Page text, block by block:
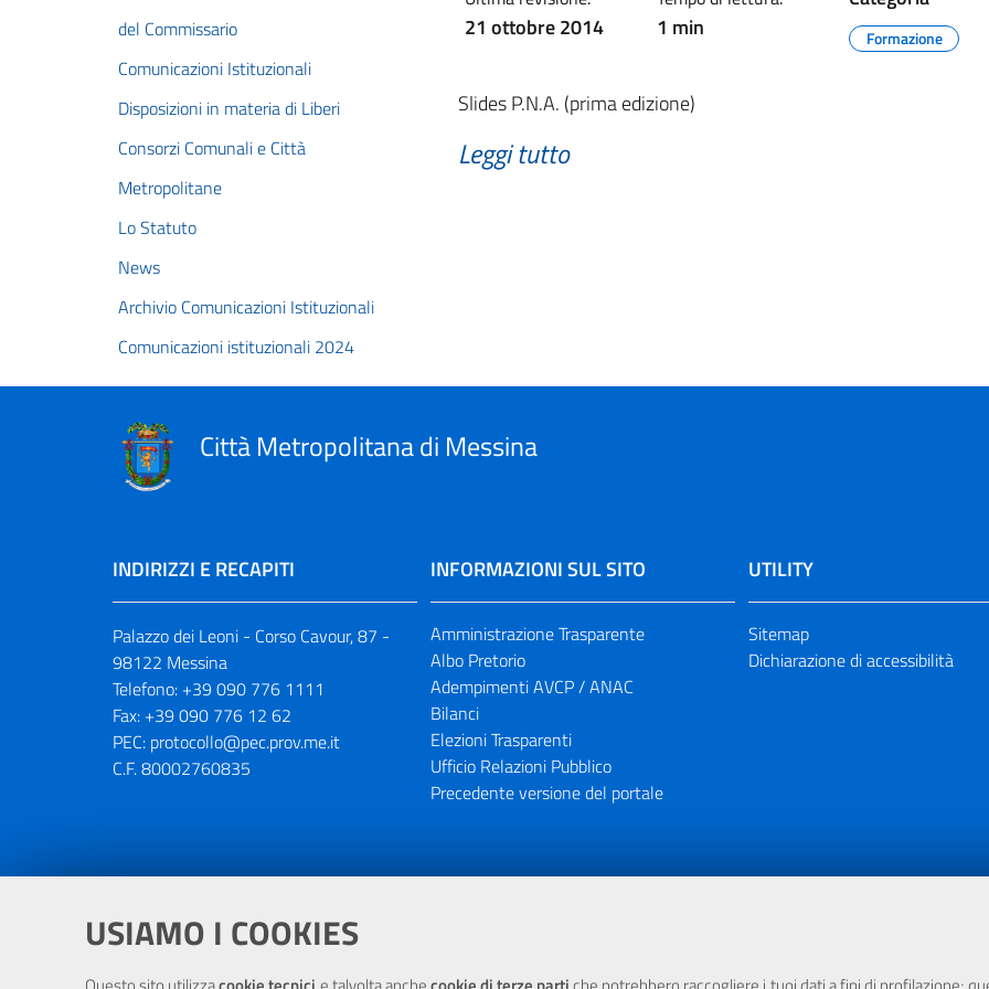
USIAMO I COOKIES
del Commissario
Comunicazioni Istituzionali
Disposizioni in materia di Liberi
Consorzi Comunali e Città
Metropolitane
Lo Statuto
News
Archivio Comunicazioni Istituzionali
Comunicazioni istituzionali 2024
21 ottobre 2014 1 min Formazione
Slides P.N.A. (prima edizione)
Leggi tutto
Città Metropolitana di Messina
INDIRIZZI E RECAPITI
Palazzo dei Leoni - Corso Cavour, 87 -
98122 Messina
Telefono: +39 090 776 1111
Fax: +39 090 776 12 62
PEC: protocollo@pec.prov.me.it
C.F. 80002760835
INFORMAZIONI SUL SITO
Amministrazione Trasparente
Albo Pretorio
Adempimenti AVCP / ANAC
Bilanci
Elezioni Trasparenti
Ufficio Relazioni Pubblico
Precedente versione del portale
UTILITY
Sitemap
Dichiarazione di accessibilità
Portale realizzato con la partecipazione finanziaria dell'Unione Europea tramite i fondi del POR Sicilia